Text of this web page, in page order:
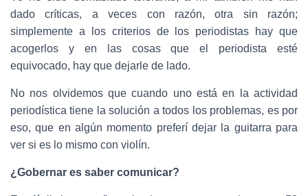
dado críticas, a veces con razón, otra sin razón;
simplemente a los criterios de los periodistas hay que
acogerlos y en las cosas que el periodista esté
equivocado, hay que dejarle de lado.
No nos olvidemos que cuando uno está en la actividad
periodística tiene la solución a todos los problemas, es por
eso, que en algún momento preferí dejar la guitarra para
ver si es lo mismo con violín.
¿Gobernar es saber comunicar?